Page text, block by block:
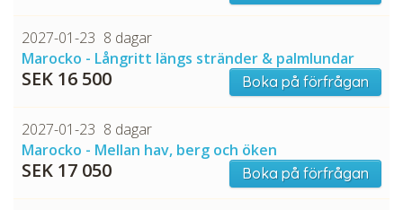
2027-01-23 8 dagar
Marocko - Långritt längs stränder & palmlundar
SEK 16 500 Boka på förfrågan
2027-01-23 8 dagar
Marocko - Mellan hav, berg och öken
SEK 17 050 Boka på förfrågan